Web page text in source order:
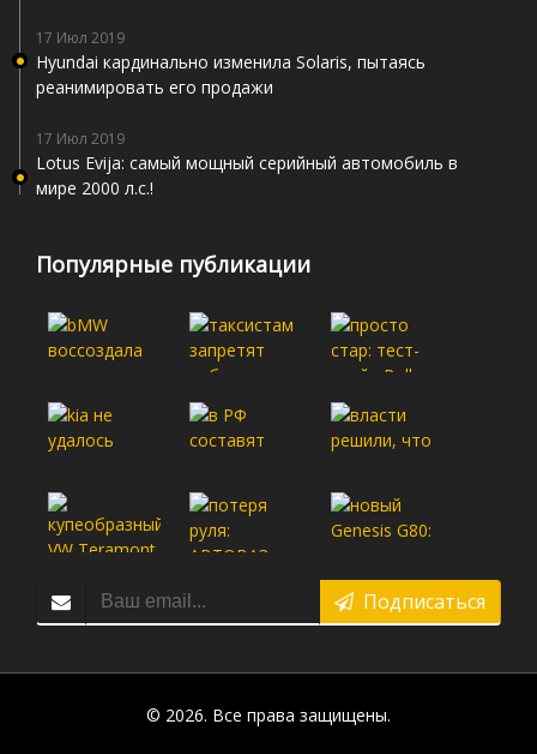
17 Июл 2019
Hyundai кардинально изменила Solaris, пытаясь
реанимировать его продажи
17 Июл 2019
Lotus Evija: самый мощный серийный автомобиль в
мире 2000 л.с.!
Популярные публикации
Подписаться
© 2026. Все права защищены.